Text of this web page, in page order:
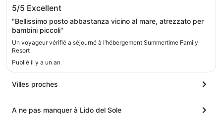
5/5 Excellent
"Bellissimo posto abbastanza vicino al mare, atrezzato per
bambini piccoli"
Un voyageur vérifié a séjourné à l’hébergement Summertime Family
Resort
Publié il y a un an
Villes proches
A ne pas manquer à Lido del Sole